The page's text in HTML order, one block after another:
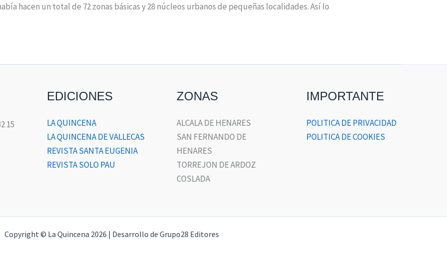
hacen un total de 72 zonas básicas y 28 núcleos urbanos de pequeñas localidades. Así lo
15
EDICIONES
LA QUINCENA
LA QUINCENA DE VALLECAS
REVISTA SANTA EUGENIA
REVISTA SOLO PAU
ZONAS
ALCALA DE HENARES
SAN FERNANDO DE
HENARES
TORREJON DE ARDOZ
COSLADA
IMPORTANTE
POLITICA DE PRIVACIDAD
POLITICA DE COOKIES
Copyright © La Quincena 2026 | Desarrollo de Grupo28 Editores